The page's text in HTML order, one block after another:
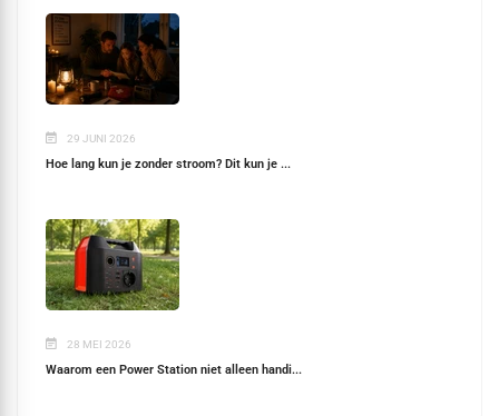
29 JUNI 2026
Hoe lang kun je zonder stroom? Dit kun je ...
28 MEI 2026
Waarom een Power Station niet alleen handi...